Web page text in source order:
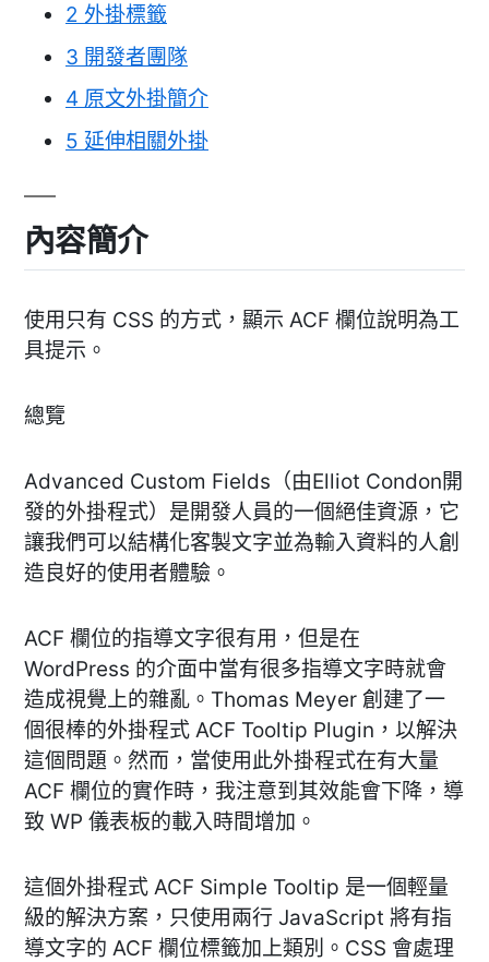
2 外掛標籤
3 開發者團隊
4 原文外掛簡介
5 延伸相關外掛
內容簡介
使用只有 CSS 的方式，顯示 ACF 欄位說明為工
具提示。
總覽
Advanced Custom Fields（由Elliot Condon開
發的外掛程式）是開發人員的一個絕佳資源，它
讓我們可以結構化客製文字並為輸入資料的人創
造良好的使用者體驗。
ACF 欄位的指導文字很有用，但是在
WordPress 的介面中當有很多指導文字時就會
造成視覺上的雜亂。Thomas Meyer 創建了一
個很棒的外掛程式 ACF Tooltip Plugin，以解決
這個問題。然而，當使用此外掛程式在有大量
ACF 欄位的實作時，我注意到其效能會下降，導
致 WP 儀表板的載入時間增加。
這個外掛程式 ACF Simple Tooltip 是一個輕量
級的解決方案，只使用兩行 JavaScript 將有指
導文字的 ACF 欄位標籤加上類別。CSS 會處理